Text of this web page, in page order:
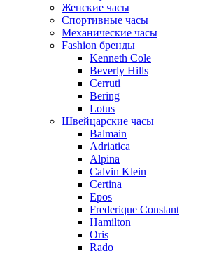
Женские часы
Спортивные часы
Механические часы
Fashion бренды
Kenneth Cole
Beverly Hills
Cerruti
Bering
Lotus
Швейцарские часы
Balmain
Adriatica
Alpina
Calvin Klein
Certina
Epos
Frederique Constant
Hamilton
Oris
Rado